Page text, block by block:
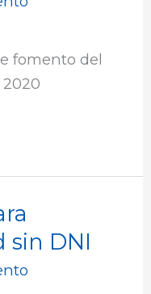
fomento del
sin DNI